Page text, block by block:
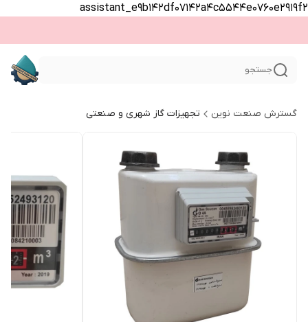
assistant_e9b142df07142a4c5544e0760e2919f2
جستجو
گسترش صنعت نوین تجهیزات گاز شهری و صنعتی